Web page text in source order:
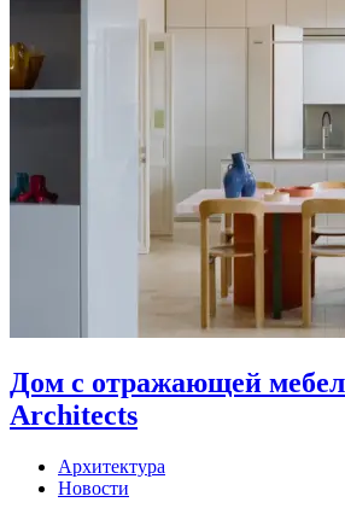
Дом с отражающей
Architects
Архитектура
Новости